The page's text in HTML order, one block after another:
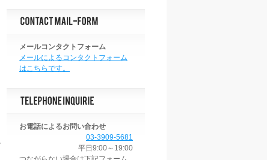
メールコンタクトフォーム
メールによるコンタクトフォーム
はこちらです。
お電話によるお問い合わせ
03-3909-5681
平日9:00～19:00